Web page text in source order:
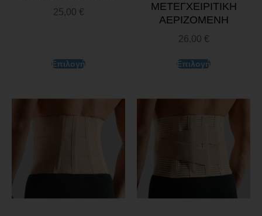
25,00 €
Επιλογή
ΜΕΤΕΓΧΕΙΡΙΤΙΚΗ
ΑΕΡΙΖΟΜΕΝΗ
26,00 €
Επιλογή